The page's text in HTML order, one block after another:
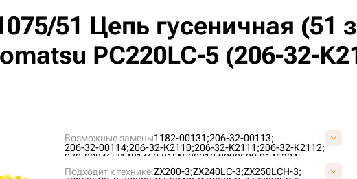
51 Цепь гусеничная (51
PC220LC-5 (206-32-
Возможные замены1182-00131;206-32-00113;
206-32-00114;206-32-K2110;206-32-K2111;206-32-K2112;
272-00046;71401460;81EN-20010;9098529;9145324;
9181001;
AT154855;AT186160; AT217896;
AT219479;E02GUC087;E15698B1M00051;
Подходит к технике:ZX200-3;ZX240LC-3;ZX250LCH-3;